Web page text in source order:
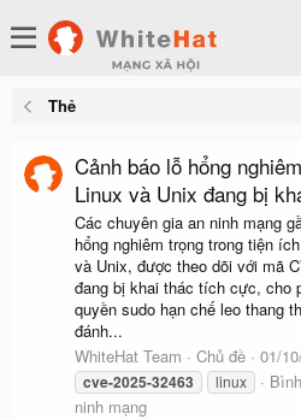
Thẻ
Cảnh báo lỗ hổng
Linux và Unix đang bị
Các chuyên gia an ninh mạng
hổng nghiêm trọng trong tiện
và Unix, được theo dõi với mã
đang bị khai thác tích cực, cho
quyền sudo hạn chế leo thang
đánh...
WhiteHat Team
Chủ đề 01/
cve-2025-32463 linux
ninh mạng